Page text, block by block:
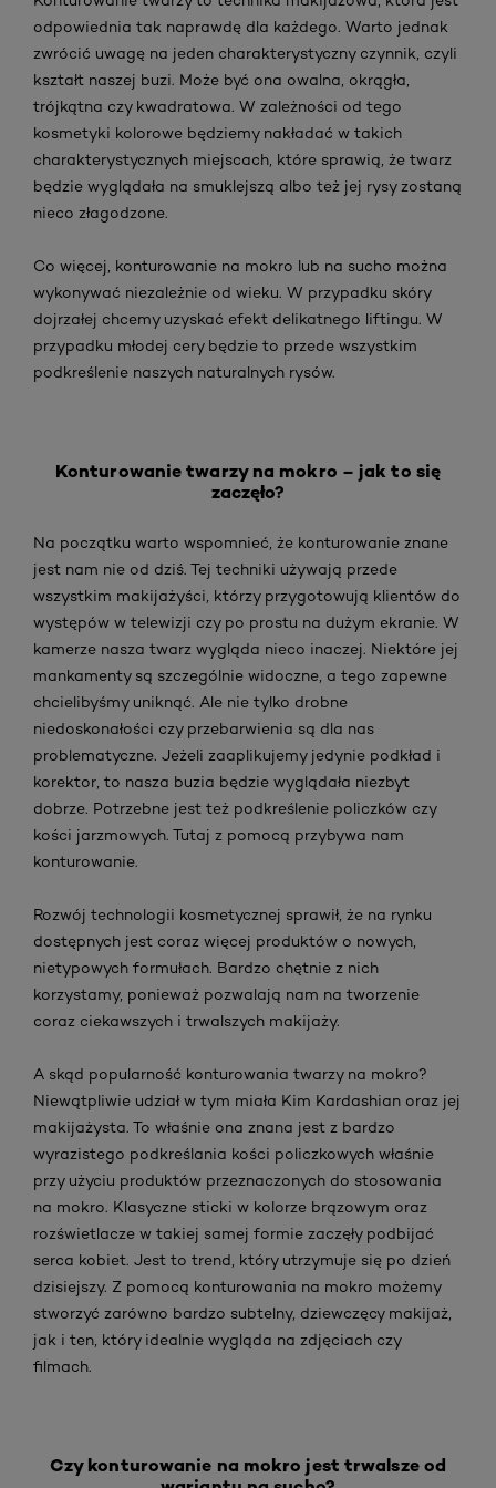
odpowiednia tak naprawdę dla każdego. Warto jednak
zwrócić uwagę na jeden charakterystyczny czynnik, czyli
kształt naszej buzi. Może być ona owalna, okrągła,
trójkątna czy kwadratowa. W zależności od tego
kosmetyki kolorowe będziemy nakładać w takich
charakterystycznych miejscach, które sprawią, że twarz
będzie wyglądała na smuklejszą albo też jej rysy zostaną
nieco złagodzone.
Co więcej, konturowanie na mokro lub na sucho można
wykonywać niezależnie od wieku. W przypadku skóry
dojrzałej chcemy uzyskać efekt delikatnego liftingu. W
przypadku młodej cery będzie to przede wszystkim
podkreślenie naszych naturalnych rysów.
Konturowanie twarzy na mokro – jak to się
zaczęło?
Na początku warto wspomnieć, że konturowanie znane
jest nam nie od dziś. Tej techniki używają przede
wszystkim makijażyści, którzy przygotowują klientów do
występów w telewizji czy po prostu na dużym ekranie. W
kamerze nasza twarz wygląda nieco inaczej. Niektóre jej
mankamenty są szczególnie widoczne, a tego zapewne
chcielibyśmy uniknąć. Ale nie tylko drobne
niedoskonałości czy przebarwienia są dla nas
problematyczne. Jeżeli zaaplikujemy jedynie podkład i
korektor, to nasza buzia będzie wyglądała niezbyt
dobrze. Potrzebne jest też podkreślenie policzków czy
kości jarzmowych. Tutaj z pomocą przybywa nam
konturowanie.
Rozwój technologii kosmetycznej sprawił, że na rynku
dostępnych jest coraz więcej produktów o nowych,
nietypowych formułach. Bardzo chętnie z nich
korzystamy, ponieważ pozwalają nam na tworzenie
coraz ciekawszych i trwalszych makijaży.
A skąd popularność konturowania twarzy na mokro?
Niewątpliwie udział w tym miała Kim Kardashian oraz jej
makijażysta. To właśnie ona znana jest z bardzo
wyrazistego podkreślania kości policzkowych właśnie
przy użyciu produktów przeznaczonych do stosowania
na mokro. Klasyczne sticki w kolorze brązowym oraz
rozświetlacze w takiej samej formie zaczęły podbijać
serca kobiet. Jest to trend, który utrzymuje się po dzień
dzisiejszy. Z pomocą konturowania na mokro możemy
stworzyć zarówno bardzo subtelny, dziewczęcy makijaż,
jak i ten, który idealnie wygląda na zdjęciach czy
filmach.
Czy konturowanie na mokro jest trwalsze od